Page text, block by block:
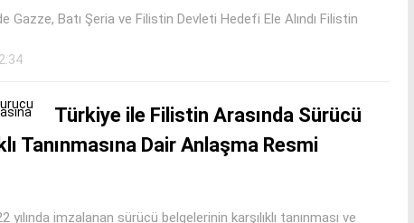
Batı Şeria ve Filistin Devleti Hedefi Ele Alındı Filistin
Türkiye ile Filistin Arasında Sürücü
Tanınmasına Dair Anlaşma Resmi
imzalanan sürücü belgelerinin karşılıklı tanınması ve